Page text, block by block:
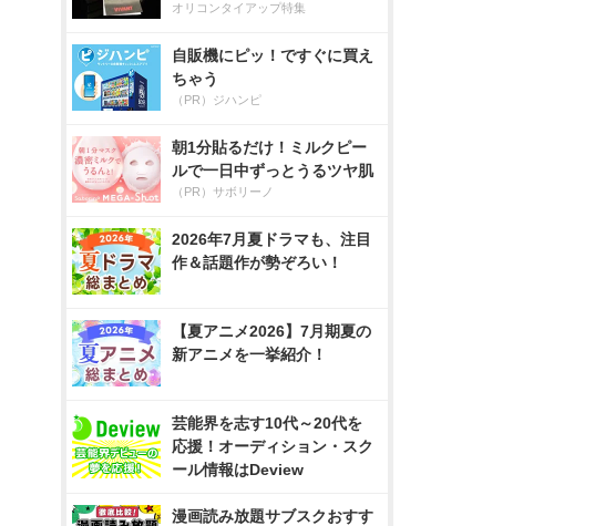
オリコンタイアップ特集
自販機にピッ！ですぐに買え
ちゃう
（PR）ジハンピ
朝1分貼るだけ！ミルクピー
ルで一日中ずっとうるツヤ肌
（PR）サボリーノ
2026年7月夏ドラマも、注目
作＆話題作が勢ぞろい！
【夏アニメ2026】7月期夏の
新アニメを一挙紹介！
芸能界を志す10代～20代を
応援！オーディション・スク
ール情報はDeview
漫画読み放題サブスクおすす